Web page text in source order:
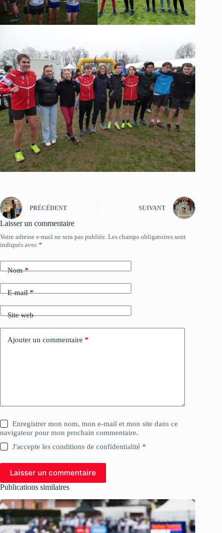
PRÉCÉDENT SUIVANT
Laisser un commentaire
Votre adresse e-mail ne sera pas publiée. Les champs obligatoires sont
indiqués avec *
Nom*
E-mail*
Site web
Ajouter un commentaire *
Enregistrer mon nom, mon e-mail et mon site dans ce
navigateur pour mon prochain commentaire.
J'accepte les conditions de confidentialité *
Laisser un commentaire
Publications similaires